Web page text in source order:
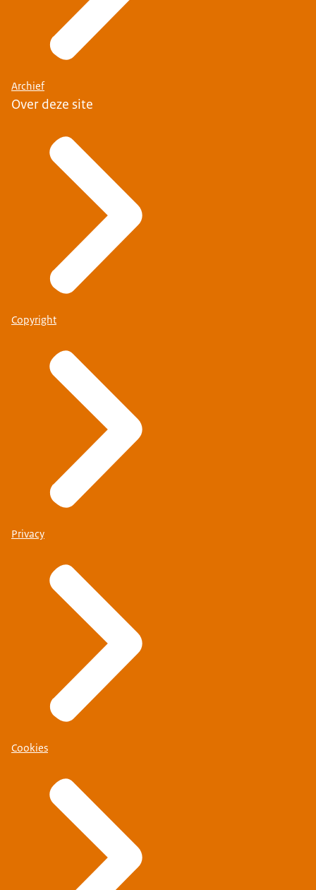
Archief
Over deze site
Copyright
Privacy
Cookies